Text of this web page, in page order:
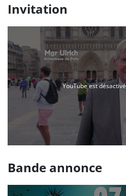
Invitation
YouTube est
Bande annonce